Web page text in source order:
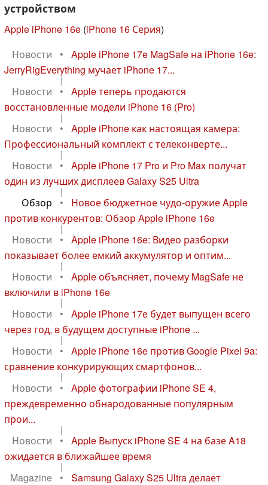
устройством
Apple iPhone 16e (iPhone 16 Серия)
Новости
•
Apple iPhone 17e MagSafe на iPhone 16e:
JerryRigEverything мучает iPhone 17...
|
Новости
•
Apple теперь продаются
восстановленные модели iPhone 16 (Pro)
|
Новости
•
Apple iPhone как настоящая камера:
Профессиональный комплект с телеконверте...
|
Новости
•
Apple iPhone 17 Pro и Pro Max получат
один из лучших дисплеев Galaxy S25 Ultra
|
Обзор
•
Новое бюджетное чудо-оружие Apple
против конкурентов: Обзор Apple iPhone 16e
|
Новости
•
Apple iPhone 16e: Видео разборки
показывает более емкий аккумулятор и оптим...
|
Новости
•
Apple объясняет, почему MagSafe не
включили в iPhone 16e
|
Новости
•
Apple iPhone 17e будет выпущен всего
через год, в будущем доступные iPhone ...
|
Новости
•
Apple iPhone 16e против Google Pixel 9a:
сравнение конкурирующих смартфонов...
|
Новости
•
Apple фотографии iPhone SE 4,
преждевременно обнародованные популярным
прои...
|
Новости
•
Apple Выпуск iPhone SE 4 на базе A18
ожидается в ближайшее время
|
Magazine
•
Samsung Galaxy S25 Ultra делает